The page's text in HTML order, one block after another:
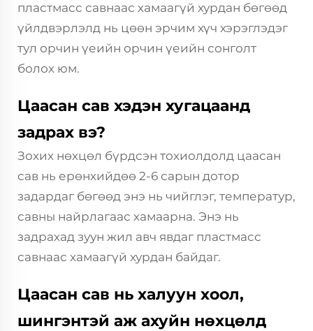
пластмасс савнаас хамаагүй хурдан бөгөөд
үйлдвэрлэлд нь цөөн эрчим хүч хэрэглэдэг
тул орчин үеийн орчин үеийн сонголт
болох юм.
Цаасан сав хэдэн хугацаанд
задрах вэ?
Зохих нөхцөл бүрдсэн тохиолдолд цаасан
сав нь ерөнхийдөө 2-6 сарын дотор
задардаг бөгөөд энэ нь чийглэг, температур,
савны найрлагаас хамаарна. Энэ нь
задрахад зуун жил авч явдаг пластмасс
савнаас хамаагүй хурдан байдаг.
Цаасан сав нь халуун хоол,
шингэнтэй аж ахуйн нөхцөлд